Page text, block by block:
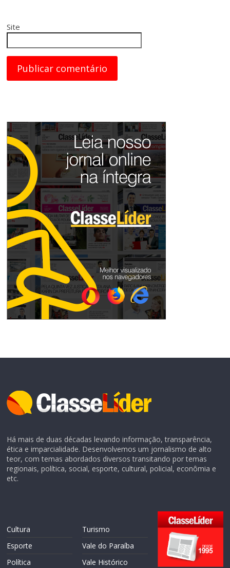
Site
Há mais de duas décadas levando informação, transparência,
ética e imparcialidade. Desenvolvemos um jornalismo de alto
teor, com temas abordados diversos transitando por temas
regionais, política, social, esporte, cultural, policial, econômia e
etc.
Cultura
Esporte
Política
Turismo
Vale do Paraíba
Vale Histórico